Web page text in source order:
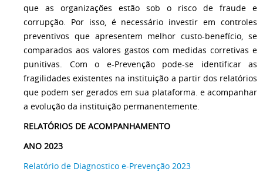
que as organizações estão sob o risco de fraude e
corrupção. Por isso, é necessário investir em controles
preventivos que apresentem melhor custo-benefício, se
comparados aos valores gastos com medidas corretivas e
punitivas. Com o e-Prevençãopode-se identificar as
fragilidades existentes na instituição a partir dos relatórios
que podem ser gerados em sua plataforma eacompanhar
a evolução da instituição permanentemente
RELATÓRIOS DE ACOMPANHAMENTO
ANO 2023
Relatório de Diagnostico e-Prevenção 2023